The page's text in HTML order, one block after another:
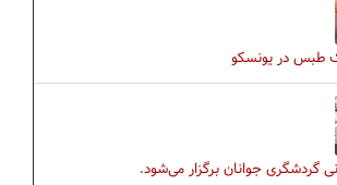
طبس در یونسکو
گردشگری جوانان برگزار می‌شود.